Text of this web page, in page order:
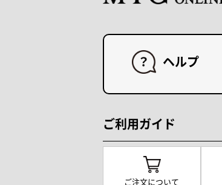
ヘルプ
ご利用ガイド
ご注文について